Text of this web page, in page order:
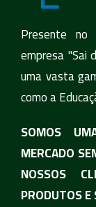
Presente
empresa "Sai
uma vasta
como a
SOMOS
MERCADO
NOSSOS
PRODUTOS E